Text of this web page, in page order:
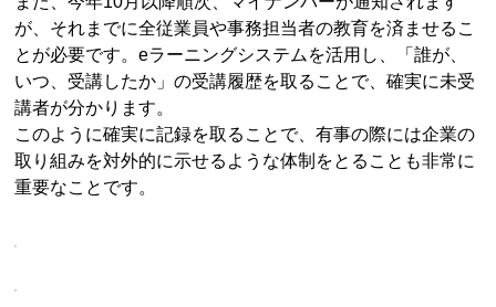
が、それまでに全従業員や事務担当者の教育を済ませるこ
とが必要です。eラーニングシステムを活用し、「誰が、
いつ、受講したか」の受講履歴を取ることで、確実に未受
講者が分かります。
このように確実に記録を取ることで、有事の際には企業の
取り組みを対外的に示せるような体制をとることも非常に
重要なことです。